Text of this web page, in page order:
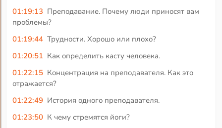
01:19:13 Преподавание. Почему люди приносят вам
проблемы?
01:19:44 Трудности. Хорошо или плохо?
01:20:51 Как определить касту человека.
01:22:15 Концентрация на преподавателя. Как это
отражается?
01:22:49 История одного преподавателя.
01:23:50 К чему стремятся йоги?